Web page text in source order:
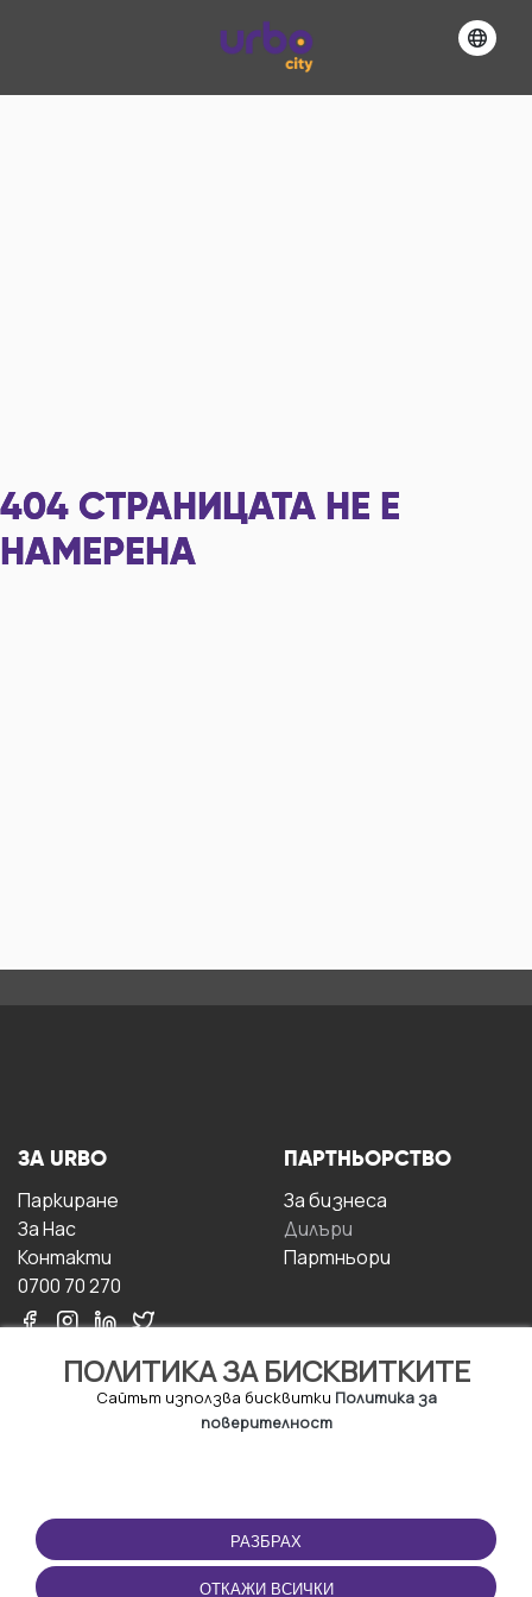
404 СТРАНИЦАТА НЕ Е
НАМЕРЕНА
ПОЛИТИКА ЗА БИСКВИТКИТЕ
Сайтът използва бисквитки Политика за
поверителност
РАЗБРАХ
ОТКАЖИ ВСИЧКИ
ЗА URBO
Паркиране
За Hас
Контакти
0700 70 270
ПАРТНЬОРСТВО
За бизнесa
Дилъри
Партньори
ПОЛЗВАНЕ
Правила и условия за
ползване
ПРИЛОЖЕНИЕТО